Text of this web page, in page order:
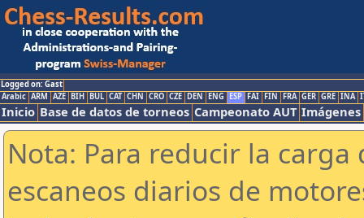
Logged on: Gast
Arabic ARM AZE BIH BUL CAT CHN CRO CZE DEN ENG ESP FAI FIN FRA GER GRE INA
Inicio Base de datos de torneos Campeonato AUT Imágenes
Nota: Para reducir la
escaneos diarios de